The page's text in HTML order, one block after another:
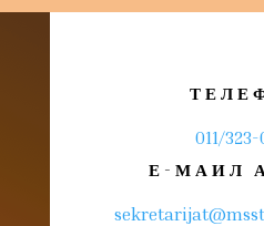
011/
Е-МАИЛ